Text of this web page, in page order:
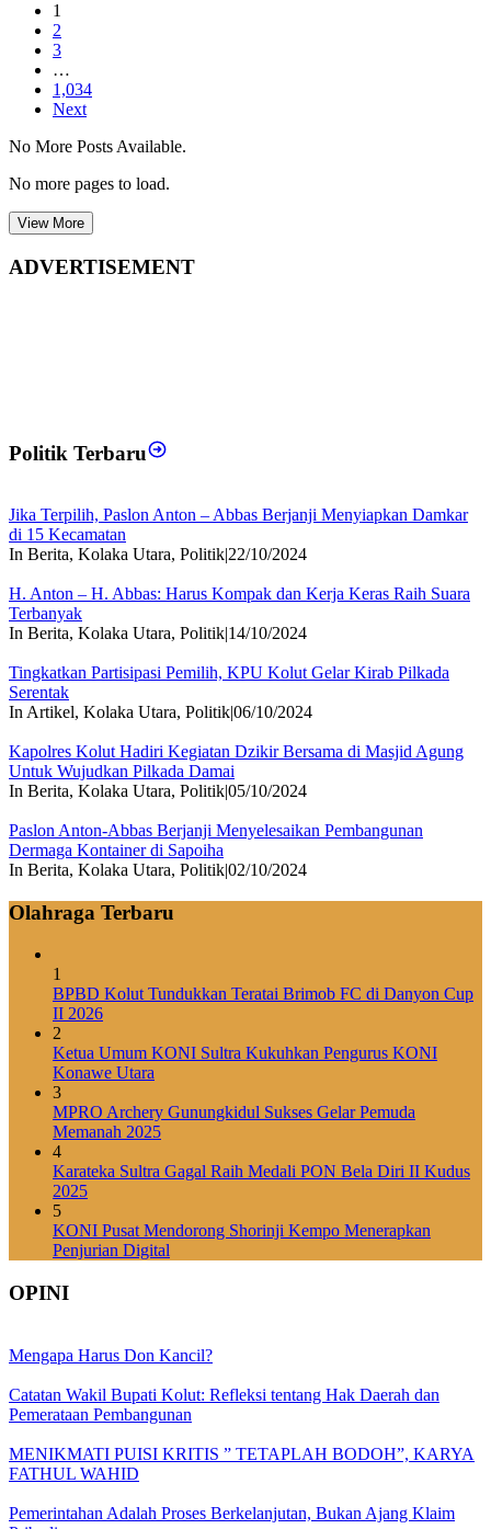
1
2
3
…
1,034
Next
No More Posts Available.
No more pages to load.
View More
ADVERTISEMENT
Politik Terbaru
Jika Terpilih, Paslon Anton – Abbas Berjanji Menyiapkan Damkar
di 15 Kecamatan
In Berita, Kolaka Utara, Politik|22/10/2024
H. Anton – H. Abbas: Harus Kompak dan Kerja Keras Raih Suara
Terbanyak
In Berita, Kolaka Utara, Politik|14/10/2024
Tingkatkan Partisipasi Pemilih, KPU Kolut Gelar Kirab Pilkada
Serentak
In Artikel, Kolaka Utara, Politik|06/10/2024
Kapolres Kolut Hadiri Kegiatan Dzikir Bersama di Masjid Agung
Untuk Wujudkan Pilkada Damai
In Berita, Kolaka Utara, Politik|05/10/2024
Paslon Anton-Abbas Berjanji Menyelesaikan Pembangunan
Dermaga Kontainer di Sapoiha
In Berita, Kolaka Utara, Politik|02/10/2024
Olahraga Terbaru
1
BPBD Kolut Tundukkan Teratai Brimob FC di Danyon Cup
II 2026
2
Ketua Umum KONI Sultra Kukuhkan Pengurus KONI
Konawe Utara
3
MPRO Archery Gunungkidul Sukses Gelar Pemuda
Memanah 2025
4
Karateka Sultra Gagal Raih Medali PON Bela Diri II Kudus
2025
5
KONI Pusat Mendorong Shorinji Kempo Menerapkan
Penjurian Digital
OPINI
Mengapa Harus Don Kancil?
Catatan Wakil Bupati Kolut: Refleksi tentang Hak Daerah dan
Pemerataan Pembangunan
MENIKMATI PUISI KRITIS ” TETAPLAH BODOH”, KARYA
FATHUL WAHID
Pemerintahan Adalah Proses Berkelanjutan, Bukan Ajang Klaim